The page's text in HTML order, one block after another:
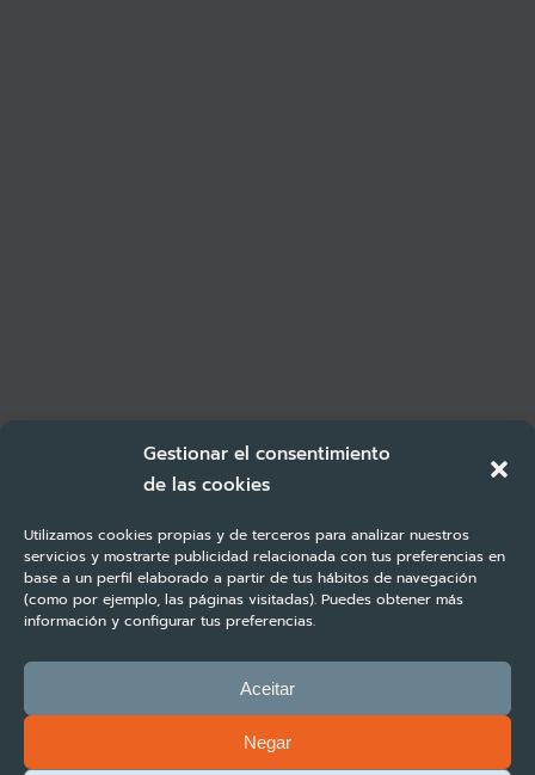
Gestionar el consentimiento
de las cookies
Utilizamos cookies propias y de terceros para analizar nuestros
servicios y mostrarte publicidad relacionada con tus preferencias en
base a un perfil elaborado a partir de tus hábitos de navegación
(como por ejemplo, las páginas visitadas). Puedes obtener más
información y configurar tus preferencias.
Aceitar
Negar